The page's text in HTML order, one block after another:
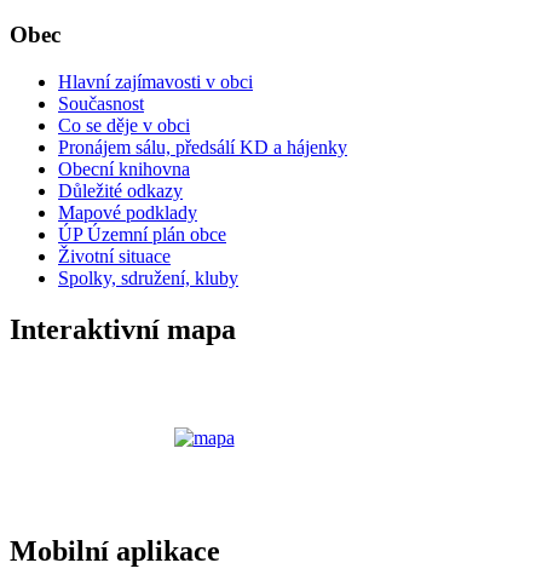
Obec
Hlavní zajímavosti v obci
Současnost
Co se děje v obci
Pronájem sálu, předsálí KD a hájenky
Obecní knihovna
Důležité odkazy
Mapové podklady
ÚP Územní plán obce
Životní situace
Spolky, sdružení, kluby
Interaktivní mapa
Mobilní aplikace